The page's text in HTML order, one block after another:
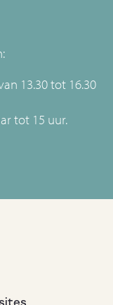
13.30 tot 16.30
tot 15 uur.